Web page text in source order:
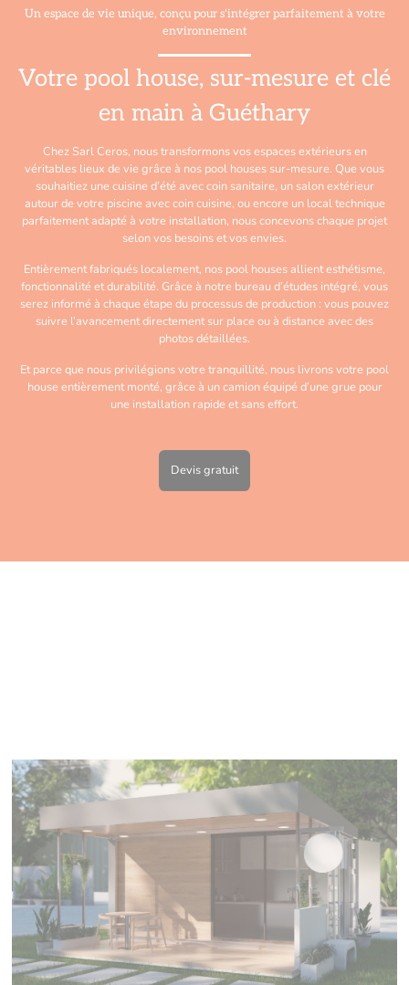
Un espace de vie unique, conçu pour s'intégrer parfaitement à votre
environnement
Votre pool house, sur-mesure et clé
en main à Guéthary
Chez Sarl Ceros, nous transformons vos espaces extérieurs en
véritables lieux de vie grâce à nos pool houses sur-mesure. Que vous
souhaitiez une cuisine d’été avec coin sanitaire, un salon extérieur
autour de votre piscine avec coin cuisine, ou encore un local technique
parfaitement adapté à votre installation, nous concevons chaque projet
selon vos besoins et vos envies.
Entièrement fabriqués localement, nos pool houses allient esthétisme,
fonctionnalité et durabilité. Grâce à notre bureau d’études intégré, vous
serez informé à chaque étape du processus de production : vous pouvez
suivre l’avancement directement sur place ou à distance avec des
photos détaillées.
Et parce que nous privilégions votre tranquillité, nous livrons votre pool
house entièrement monté, grâce à un camion équipé d’une grue pour
une installation rapide et sans effort.
Devis gratuit